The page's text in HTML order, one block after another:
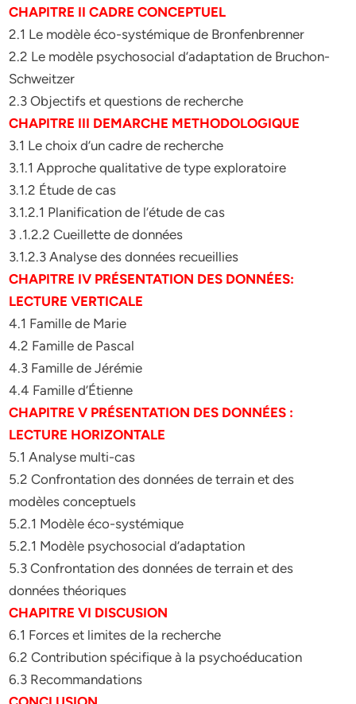
CHAPITRE II CADRE CONCEPTUEL
2.1 Le modèle éco-systémique de Bronfenbrenner
2.2 Le modèle psychosocial d’adaptation de Bruchon-
Schweitzer
2.3 Objectifs et questions de recherche
CHAPITRE III DEMARCHE METHODOLOGIQUE
3.1 Le choix d’un cadre de recherche
3.1.1 Approche qualitative de type exploratoire
3.1.2 Étude de cas
3.1.2.1 Planification de l’étude de cas
3 .1.2.2 Cueillette de données
3.1.2.3 Analyse des données recueillies
CHAPITRE IV PRÉSENTATION DES DONNÉES:
LECTURE VERTICALE
4.1 Famille de Marie
4.2 Famille de Pascal
4.3 Famille de Jérémie
4.4 Famille d’Étienne
CHAPITRE V PRÉSENTATION DES DONNÉES :
LECTURE HORIZONTALE
5.1 Analyse multi-cas
5.2 Confrontation des données de terrain et des
modèles conceptuels
5.2.1 Modèle éco-systémique
5.2.1 Modèle psychosocial d’adaptation
5.3 Confrontation des données de terrain et des
données théoriques
CHAPITRE VI DISCUSION
6.1 Forces et limites de la recherche
6.2 Contribution spécifique à la psychoéducation
6.3 Recommandations